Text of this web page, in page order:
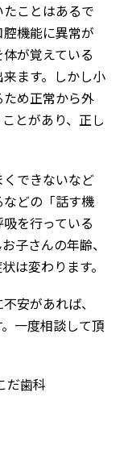
ことはあるで
機能に異常が
が覚えている
ます。しかし小
め正常から外
とがあり、正し
できないなど
どの「話す機
を行っている
子さんの年齢、
は変わります。
安があれば、
一度相談して頂
だ歯科